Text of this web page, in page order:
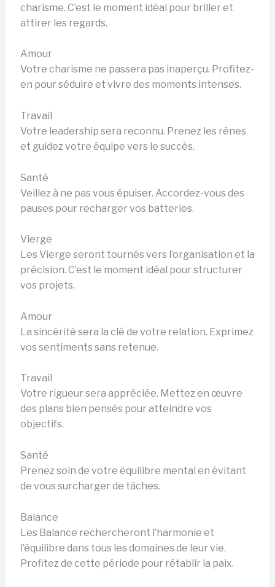
charisme. C’est le moment idéal pour briller et
attirer les regards.
Amour
Votre charisme ne passera pas inaperçu. Profitez-
en pour séduire et vivre des moments intenses.
Travail
Votre leadership sera reconnu. Prenez les rênes
et guidez votre équipe vers le succès.
Santé
Veillez à ne pas vous épuiser. Accordez-vous des
pauses pour recharger vos batteries.
Vierge
Les Vierge seront tournés vers l’organisation et la
précision. C’est le moment idéal pour structurer
vos projets.
Amour
La sincérité sera la clé de votre relation. Exprimez
vos sentiments sans retenue.
Travail
Votre rigueur sera appréciée. Mettez en œuvre
des plans bien pensés pour atteindre vos
objectifs.
Santé
Prenez soin de votre équilibre mental en évitant
de vous surcharger de tâches.
Balance
Les Balance rechercheront l’harmonie et
l’équilibre dans tous les domaines de leur vie.
Profitez de cette période pour rétablir la paix.